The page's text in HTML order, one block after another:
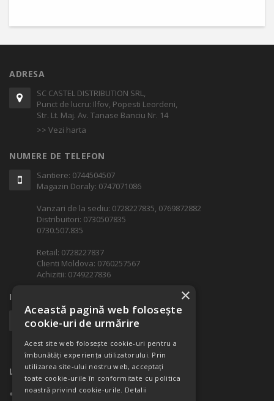
ADRESA
SC CASTEL DISTRIBUTION SRL,
Punct de lucru: Ilfov, Popesti Leordeni,
Str. Lt. Maj. Av. Tanase Banciu Nr. 14
>> Vezi harta
NUMERE DE TELEFON
Santiere: 0744504507
Magazin Doraly: 0747071086
Vanzari de la sediu: 0728227835, 0769872882
Distribuitori: 0730507835
0730.507.835
Retail: 0728227837
Clienti Moldova: 0760257567
Achizitii: 0749227836
INFORMATII ADITIONALE
office@castel.ro
Nr. ord. Reg.Comertului: J23/804/2010
LINK-URI RAPIDE
Despre companie
Această pagină web folosește
cookie-uri de urmărire
Acest site web folosește cookie-uri pentru a
îmbunătăți experiența utilizatorului. Prin
utilizarea site-ului nostru web, acceptați
toate cookie-urile în conformitate cu politica
noastră privind cookie-urile. Detalii
×